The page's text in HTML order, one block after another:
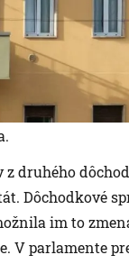
druhého
Dôchodkové
im to
V parlamente